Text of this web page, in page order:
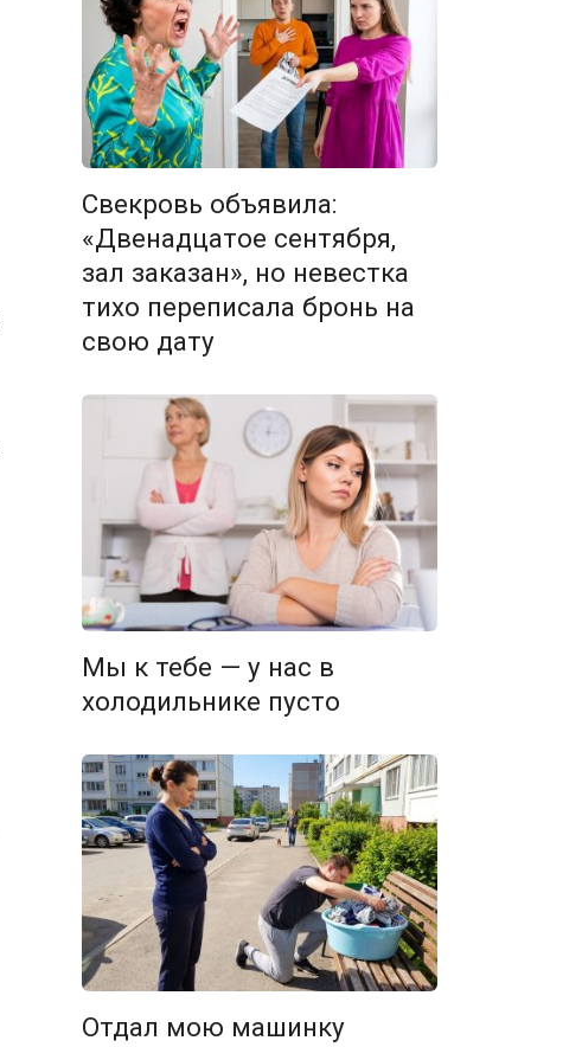
Свекровь объявила:
«Двенадцатое сентября,
зал заказан», но невестка
тихо переписала бронь на
свою дату
Мы к тебе — у нас в
холодильнике пусто
Отдал мою машинку